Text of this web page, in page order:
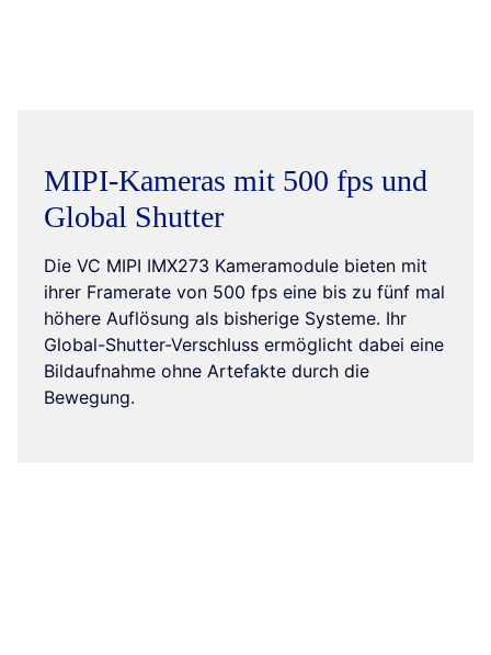
MIPI-Kameras mit 500 fps und
Global Shutter
Die VC MIPI IMX273 Kameramodule bieten mit
ihrer Framerate von 500 fps eine bis zu fünf mal
höhere Auflösung als bisherige Systeme. Ihr
Global-Shutter-Verschluss ermöglicht dabei eine
Bildaufnahme ohne Artefakte durch die
Bewegung.